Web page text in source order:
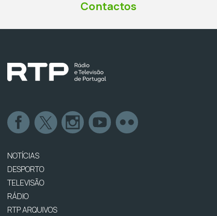
Contactos
NOTÍCIAS
DESPORTO
TELEVISÃO
RÁDIO
RTP ARQUIVOS